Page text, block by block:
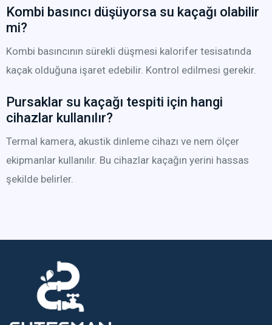
Kombi basıncı düşüyorsa su kaçağı olabilir
mi?
Kombi basıncının sürekli düşmesi kalorifer tesisatında
kaçak olduğuna işaret edebilir. Kontrol edilmesi gerekir.
Pursaklar su kaçağı tespiti için hangi
cihazlar kullanılır?
Termal kamera, akustik dinleme cihazı ve nem ölçer
ekipmanlar kullanılır. Bu cihazlar kaçağın yerini hassas
şekilde belirler.